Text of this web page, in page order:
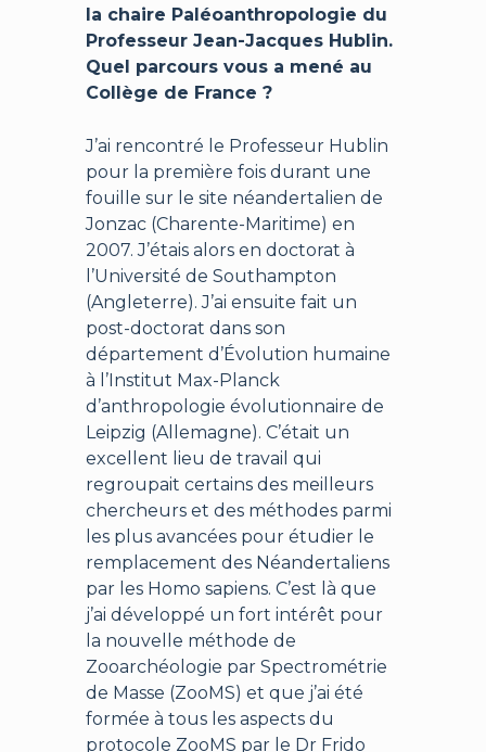
la chaire Paléoanthropologie du
Professeur Jean-Jacques Hublin.
Quel parcours vous a mené au
Collège de France ?
J’ai rencontré le Professeur Hublin
pour la première fois durant une
fouille sur le site néandertalien de
Jonzac (Charente-Maritime) en
2007. J’étais alors en doctorat à
l’Université de Southampton
(Angleterre). J’ai ensuite fait un
post-doctorat dans son
département d’Évolution humaine
à l’Institut Max-Planck
d’anthropologie évolutionnaire de
Leipzig (Allemagne). C’était un
excellent lieu de travail qui
regroupait certains des meilleurs
chercheurs et des méthodes parmi
les plus avancées pour étudier le
remplacement des Néandertaliens
par les Homo sapiens. C’est là que
j’ai développé un fort intérêt pour
la nouvelle méthode de
Zooarchéologie par Spectrométrie
de Masse (ZooMS) et que j’ai été
formée à tous les aspects du
protocole ZooMS par le Dr Frido